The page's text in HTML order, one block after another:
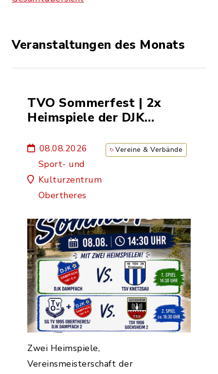
Veranstaltungen des Monats
TVO Sommerfest | 2x
Heimspiele der DJK
Obertheres/Dampfach |
Vereinsmeisterschaft
Tischtennis
08.08.2026
Sport- und
Kulturzentrum
Obertheres
Vereine & Verbände
Zwei Heimspiele,
Vereinsmeisterschaft der